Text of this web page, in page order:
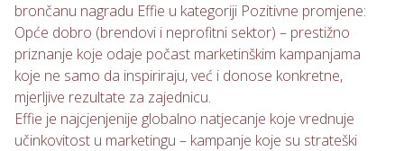
brončanu nagradu Effie u kategoriji Pozitivne promjene:
Opće dobro (brendovi i neprofitni sektor) – prestižno
priznanje koje odaje počast marketinškim kampanjama
koje ne samo da inspiriraju, već i donose konkretne,
mjerljive rezultate za zajednicu.
Effie je najcjenjenije globalno natjecanje koje vrednuje
učinkovitost u marketingu – kampanje koje su strateški